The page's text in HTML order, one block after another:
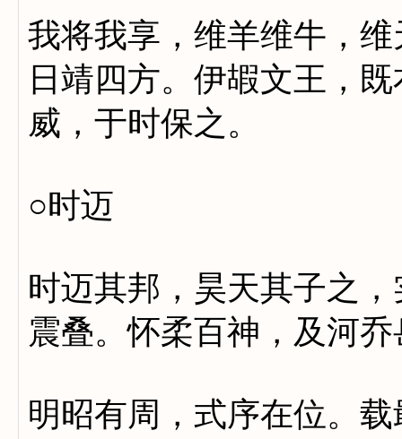
我将我享，维羊维牛，
日靖四方。伊嘏文王，
威，于时保之。
○时迈
时迈其邦，昊天其子之
震叠。怀柔百神，及河
明昭有周，式序在位。